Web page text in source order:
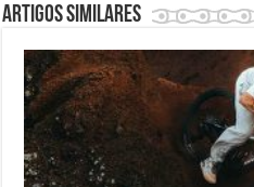
Artigos similares